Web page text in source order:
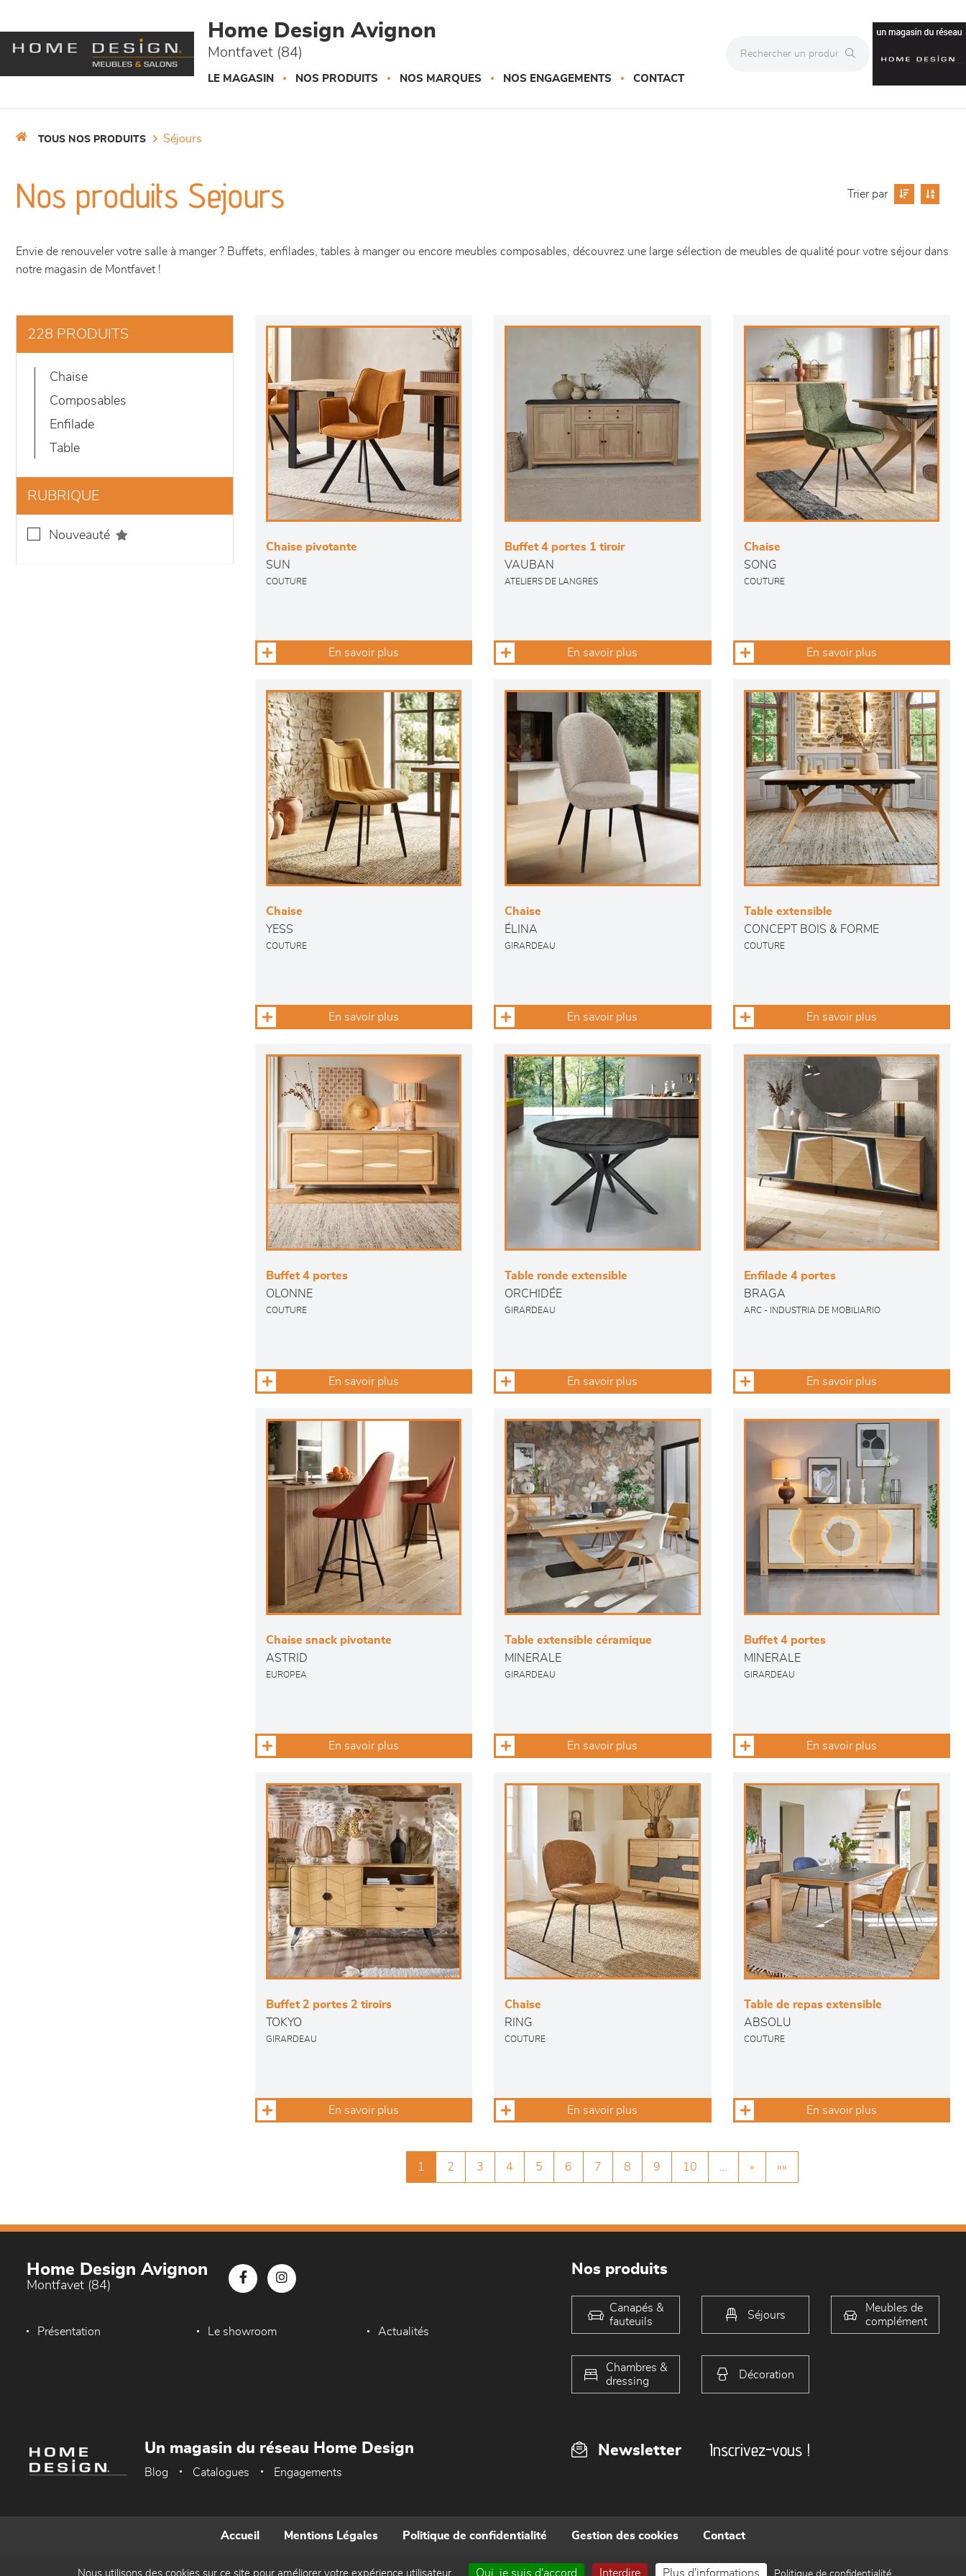
Home Design Avignon
Montfavet (84)
LE MAGASIN NOS PRODUITS NOS MARQUES NOS ENGAGEMENTS CONTACT
TOUS NOS PRODUITS séjours
Nos produits Sejours Trier par
Envie de renouveler votre salle à manger ? Buffets, enfilades, tables à manger ou encore meubles composables, découvrez une large sélection de meubles de qualité pour votre séjour dans
notre magasin de Montfavet !
228 PRODUITS
chaise
composables
enfilade
table
RUBRIQUE
nouveauté
Chaise pivotante
SUN
COUTURE
En savoir plus
Buffet 4 portes 1 tiroir
VAUBAN
ATELIERS DE LANGRES
En savoir plus
Chaise
SONG
COUTURE
En savoir plus
Chaise
YESS
COUTURE
En savoir plus
Chaise
ÉLINA
GIRARDEAU
En savoir plus
Table extensible
CONCEPT BOIS & FORME
COUTURE
En savoir plus
Buffet 4 portes
OLONNE
COUTURE
En savoir plus
Table ronde extensible
ORCHIDÉE
GIRARDEAU
En savoir plus
Enfilade 4 portes
BRAGA
ARC - INDUSTRIA DE MOBILIARIO
En savoir plus
Chaise snack pivotante
ASTRID
EUROPEA
En savoir plus
Table extensible céramique
MINERALE
GIRARDEAU
En savoir plus
Buffet 4 portes
MINERALE
GIRARDEAU
En savoir plus
Buffet 2 portes 2 tiroirs
TOKYO
GIRARDEAU
En savoir plus
Chaise
RING
COUTURE
En savoir plus
Table de repas extensible
ABSOLU
COUTURE
En savoir plus
1 2 3 4 5 6 7 8 9 10 » »»
Home Design Avignon
Montfavet (84)
Présentation Le showroom Actualités
Nos produits
Canapés &
fauteuils
Séjours
Meubles de
complément
Chambres &
dressing
Décoration
Newsletter Inscrivez-vous !
Un magasin du réseau Home Design
Blog Catalogues Engagements
Accueil Mentions Légales Politique de confidentialité Gestion des cookies Contact
Nous utilisons des cookies sur ce site pour améliorer votre expérience utilisateur. Oui, je suis d'accord Interdire Plus d'informations Politique de confidentialité